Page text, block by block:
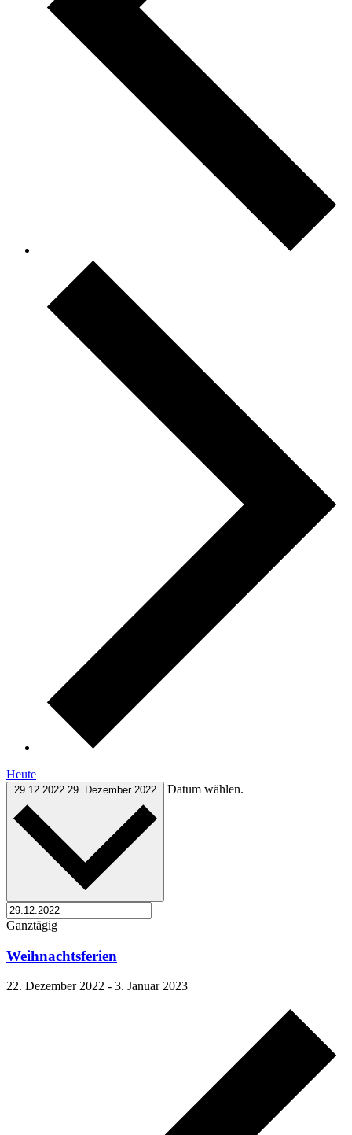
Heute
29.12.2022 29. Dezember 2022 Datum wählen.
Ganztägig
Weihnachtsferien
22. Dezember 2022 - 3. Januar 2023